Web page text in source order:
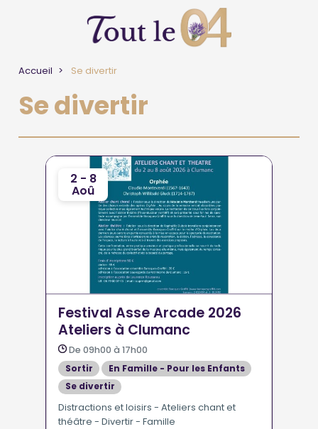
Accueil Se divertir
Se divertir
2 - 8
Aoû
Festival Asse Arcade 2026
Ateliers à Clumanc
De 09h00 à 17h00
Sortir
En Famille - Pour les Enfants
Se divertir
Expositions- Conférences - Stages - Ateliers
Distractions et loisirs - Ateliers chant et
théâtre - Divertir - Famille